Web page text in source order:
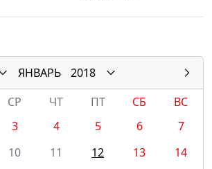
ЯНВАРЬ
2018
СР ЧТ ПТ СБ
ВС
3 4 5 6
7
10 11 12 13
14